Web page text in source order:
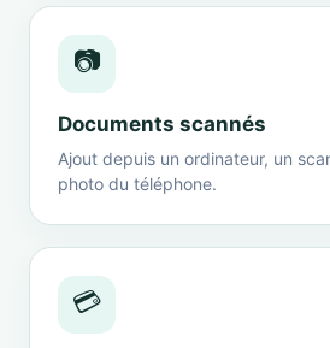
📷
Documents scannés
Ajout depuis un ordinateur, un
photo du téléphone.
💳